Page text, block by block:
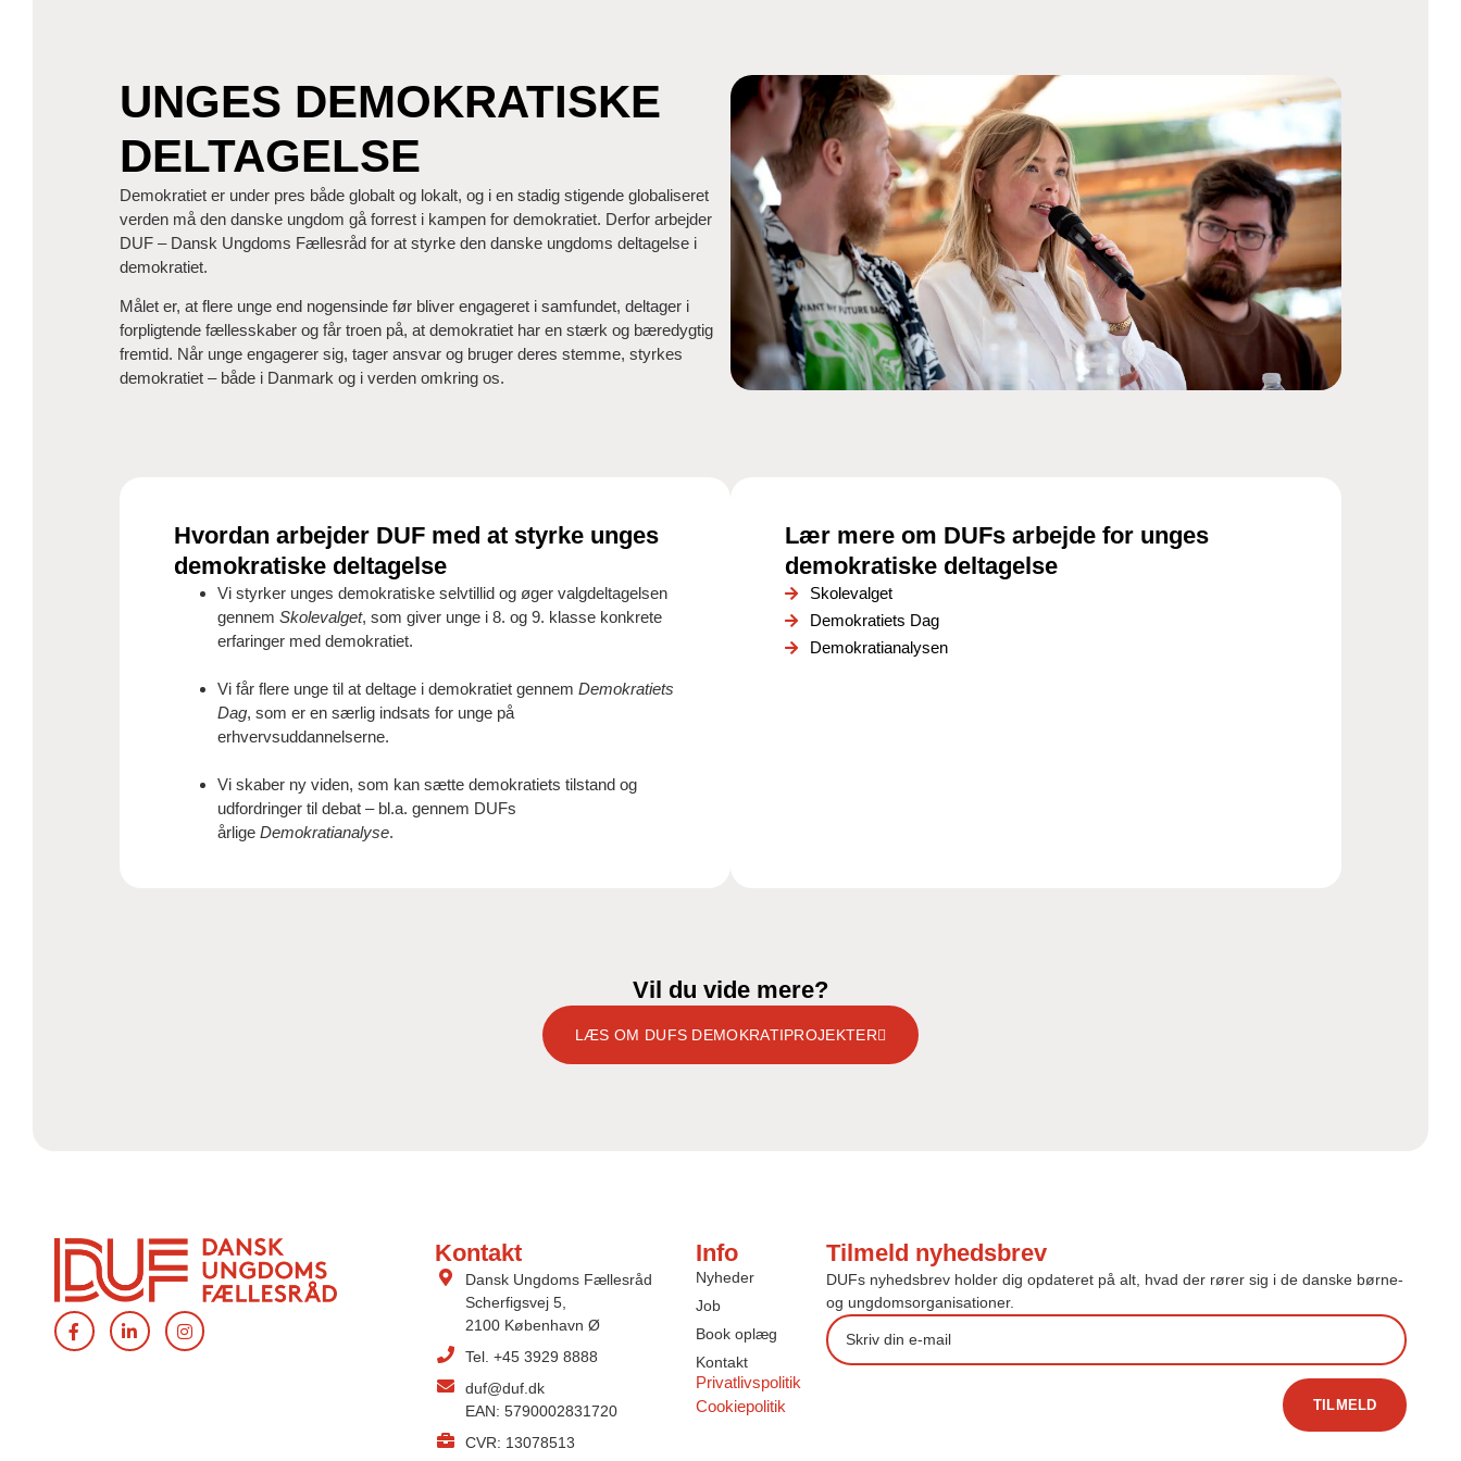
UNGES DEMOKRATISKE
DELTAGELSE
Demokratiet er under pres både globalt og lokalt, og i en stadig stigende globaliseret
verden må den danske ungdom gå forrest i kampen for demokratiet. Derfor arbejder
DUF – Dansk Ungdoms Fællesråd for at styrke den danske ungdoms deltagelse i
demokratiet.
Målet er, at flere unge end nogensinde før bliver engageret i samfundet, deltager i
forpligtende fællesskaber og får troen på, at demokratiet har en stærk og bæredygtig
fremtid. Når unge engagerer sig, tager ansvar og bruger deres stemme, styrkes
demokratiet – både i Danmark og i verden omkring os.
Hvordan arbejder DUF med at styrke unges
demokratiske deltagelse
Vi styrker unges demokratiske selvtillid og øger valgdeltagelsen
gennem Skolevalget, som giver unge i 8. og 9. klasse konkrete
erfaringer med demokratiet.
Vi får flere unge til at deltage i demokratiet gennem Demokratiets
Dag, som er en særlig indsats for unge på
erhvervsuddannelserne.
Vi skaber ny viden, som kan sætte demokratiets tilstand og
udfordringer til debat – bl.a. gennem DUFs
årlige Demokratianalyse.
Lær mere om DUFs arbejde for unges
demokratiske deltagelse
Skolevalget
Demokratiets Dag
Demokratianalysen
Vil du vide mere?
LÆS OM DUFS DEMOKRATIPROJEKTER
Kontakt
Dansk Ungdoms Fællesråd
Scherfigsvej 5,
2100 København Ø
Tel. +45 3929 8888
duf@duf.dk
EAN: 5790002831720
CVR: 13078513
Info
Nyheder
Job
Book oplæg
Kontakt
Privatlivspolitik
Cookiepolitik
Tilmeld nyhedsbrev
DUFs nyhedsbrev holder dig opdateret på alt, hvad der rører sig i de danske børne-
og ungdomsorganisationer.
TILMELD